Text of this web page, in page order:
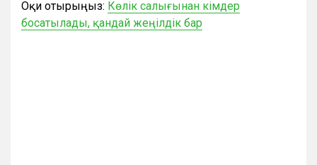
Оқи отырыңыз: Көлік салығынан кімдер
босатылады, қандай жеңілдік бар